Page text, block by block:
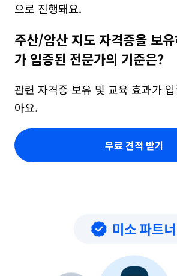
으로 진행돼요.
주산/암산 지도 자격증을 보
가 입증된 전문가의 기준은?
관련 자격증 보유 및 교육 효과가
아요.
무료 견적 받기